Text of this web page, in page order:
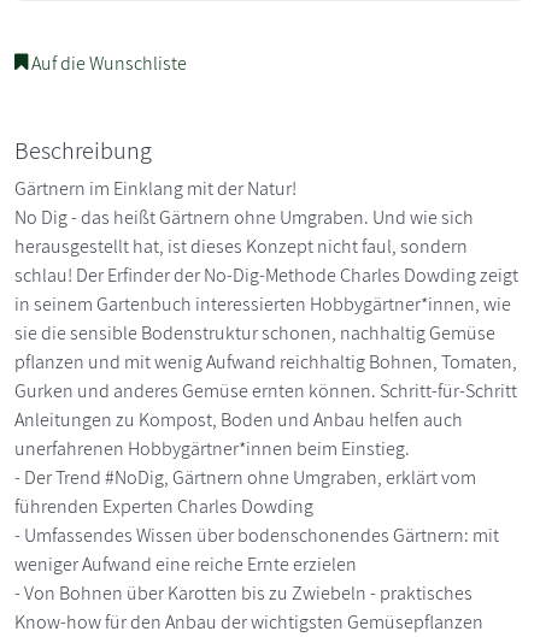
Auf die Wunschliste
Beschreibung
Gärtnern im Einklang mit der Natur!
No Dig - das heißt Gärtnern ohne Umgraben. Und wie sich
herausgestellt hat, ist dieses Konzept nicht faul, sondern
schlau! Der Erfinder der No-Dig-Methode Charles Dowding zeigt
in seinem Gartenbuch interessierten Hobbygärtner*innen, wie
sie die sensible Bodenstruktur schonen, nachhaltig Gemüse
pflanzen und mit wenig Aufwand reichhaltig Bohnen, Tomaten,
Gurken und anderes Gemüse ernten können. Schritt-für-Schritt
Anleitungen zu Kompost, Boden und Anbau helfen auch
unerfahrenen Hobbygärtner*innen beim Einstieg.
- Der Trend #NoDig, Gärtnern ohne Umgraben, erklärt vom
führenden Experten Charles Dowding
- Umfassendes Wissen über bodenschonendes Gärtnern: mit
weniger Aufwand eine reiche Ernte erzielen
- Von Bohnen über Karotten bis zu Zwiebeln - praktisches
Know-how für den Anbau der wichtigsten Gemüsepflanzen